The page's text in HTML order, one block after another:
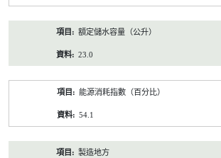
額定儲水容量（公升）
23.0
能源消耗指數（百分比）
54.1
製造地方